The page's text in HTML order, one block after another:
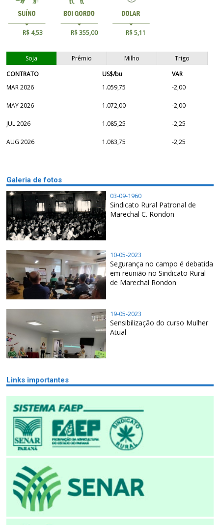
R$ 4,53 R$ 355,00 R$ 5,11
Soja Prêmio Milho
Trigo
CONTRATO
US$/bu
VAR
MAR 2026
1.059,75 -2,00
MAY 2026 1.072,00 -2,00
JUL 2026 1.085,25 -2,25
AUG 2026 1.083,75 -2,25
Galeria de fotos
03-09-1960
Sindicato Rural Patronal de
Marechal C. Rondon
10-05-2023
Segurança no campo é debatida
em reunião no Sindicato Rural
de Marechal Rondon
19-05-2023
Sensibilização do curso Mulher
Atual
Links importantes